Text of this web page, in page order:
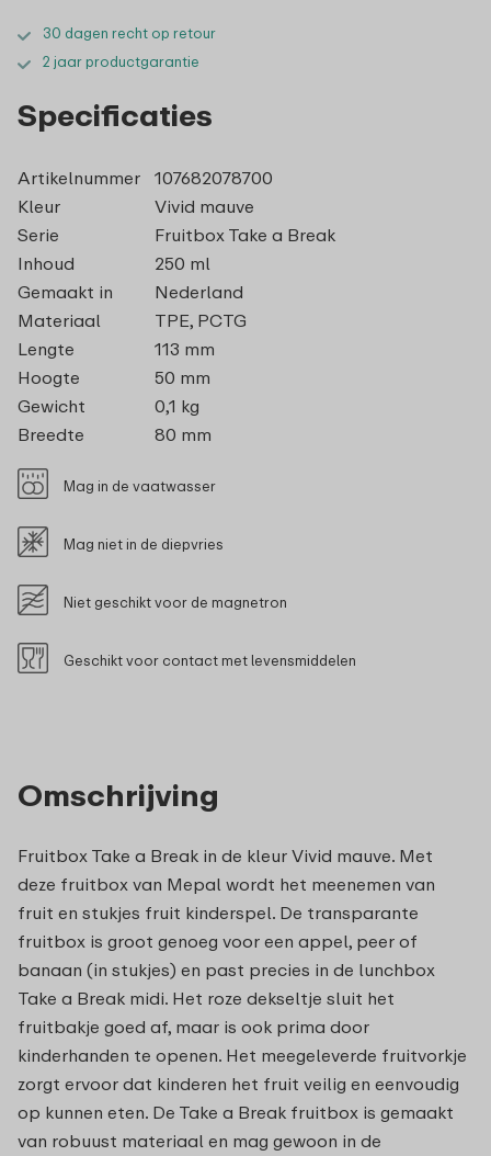
30 dagen recht op retour
2 jaar productgarantie
Omschrijving
Fruitbox Take a Break in de kleur Vivid mauve. Met
deze fruitbox van Mepal wordt het meenemen van
fruit en stukjes fruit kinderspel. De transparante
fruitbox is groot genoeg voor een appel, peer of
banaan (in stukjes) en past precies in de lunchbox
Take a Break midi. Het roze dekseltje sluit het
fruitbakje goed af, maar is ook prima door
kinderhanden te openen. Het meegeleverde fruitvorkje
zorgt ervoor dat kinderen het fruit veilig en eenvoudig
op kunnen eten. De Take a Break fruitbox is gemaakt
van robuust materiaal en mag gewoon in de
Specificaties
Artikelnummer
107682078700
Kleur
Vivid mauve
Serie
Fruitbox Take a Break
Inhoud
250 ml
Gemaakt in
Nederland
Materiaal
TPE, PCTG
Lengte
113 mm
Hoogte
50 mm
Gewicht
0,1 kg
Breedte
80 mm
Mag in de vaatwasser
Mag niet in de diepvries
Niet geschikt voor de magnetron
Geschikt voor contact met levensmiddelen